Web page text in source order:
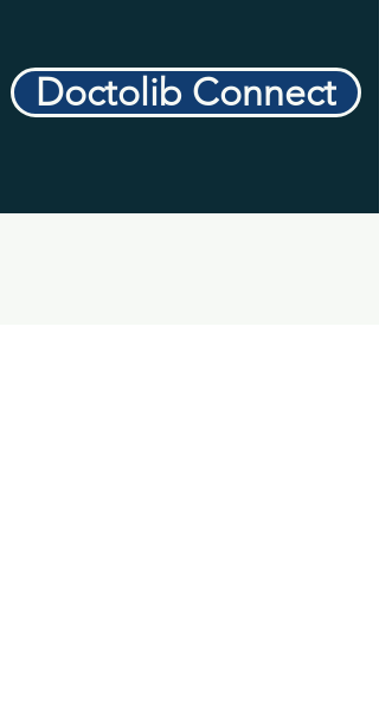
Doctolib Connect